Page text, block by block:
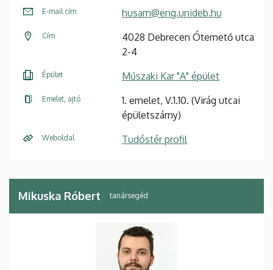
E-mail cím husam@eng.unideb.hu
Cím
4028 Debrecen Ótemető utca
2-4
Épület Műszaki Kar "A" épület
Emelet, ajtó
1. emelet, V.1.10. (Virág utcai
épületszárny)
Weboldal Tudóstér profil
Mikuska Róbert tanársegéd